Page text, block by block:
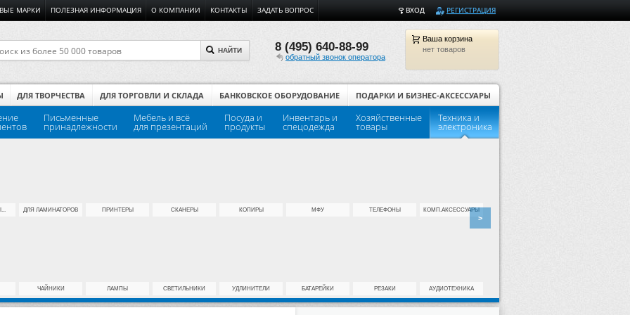
ВХОД РЕГИСТРАЦИЯ
МАРКИ ПОЛЕЗНАЯ ИНФОРМАЦИЯ О КОМПАНИИ КОНТАКТЫ ЗАДАТЬ ВОПРОС
Ваша корзина
нет товаров
8 (495) 640-88-99
обратный звонок оператора
НАЙТИ
ДЛЯ ТВОРЧЕСТВА ДЛЯ ТОРГОВЛИ И СКЛАДА БАНКОВСКОЕ ОБОРУДОВАНИЕ ПОДАРКИ И БИЗНЕС-АКСЕССУАРЫ
Письменные
принадлежности
Мебель и всё
для презентаций
Посуда и
продукты
Инвентарь и
спецодежда
Хозяйственные
товары
Техника и
электроника
ДЛЯ ЛАМИНАТОРОВ ПРИНТЕРЫ СКАНЕРЫ КОПИРЫ МФУ ТЕЛЕФОНЫ КОМП.АКСЕССУАРЫ
ЧАЙНИКИ ЛАМПЫ СВЕТИЛЬНИКИ УДЛИНИТЕЛИ БАТАРЕЙКИ РЕЗАКИ АУДИОТЕХНИКА
>